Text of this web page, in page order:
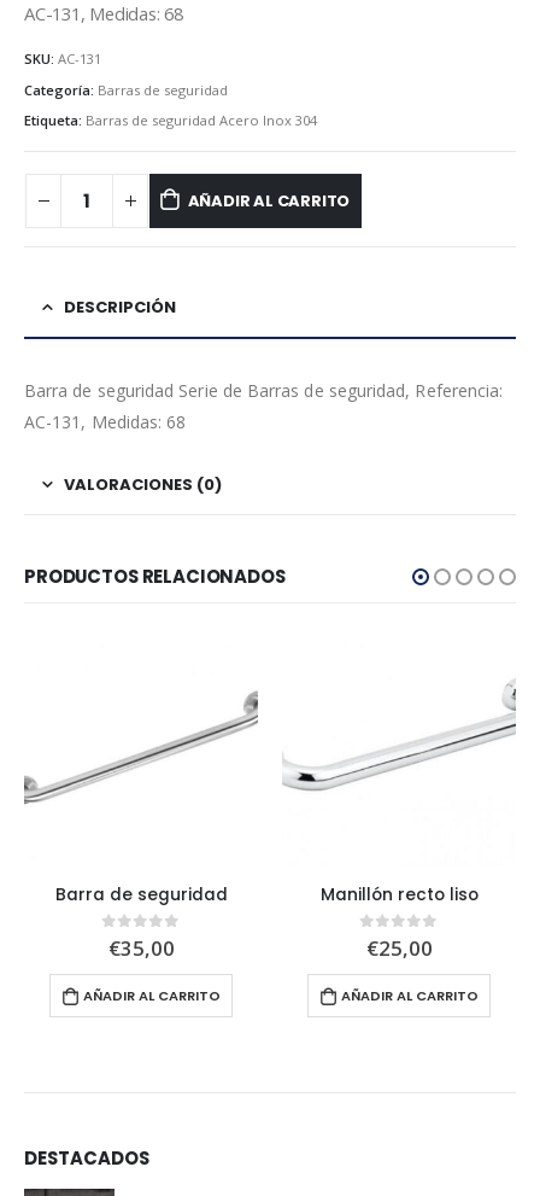
AC-131, Medidas: 68
SKU: AC-131
Categoría: Barras de seguridad
Etiqueta: Barras de seguridad Acero Inox 304
AÑADIR AL CARRITO
DESCRIPCIÓN
Barra de seguridad Serie de Barras de seguridad, Referencia:
AC-131, Medidas: 68
VALORACIONES (0)
PRODUCTOS RELACIONADOS
Barra de seguridad
0out of 5
€35,00
AÑADIR AL CARRITO
Manillón recto liso
0out of 5
€25,00
AÑADIR AL CARRITO
DESTACADOS